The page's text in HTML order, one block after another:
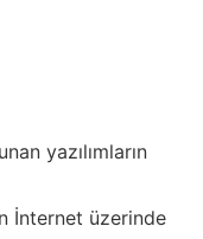
yazılımların
İnternet üzerinde